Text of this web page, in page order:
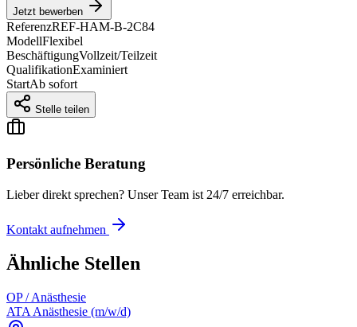
Jetzt bewerben
ReferenzREF-HAM-B-2C84
ModellFlexibel
BeschäftigungVollzeit/Teilzeit
QualifikationExaminiert
StartAb sofort
Stelle teilen
Persönliche Beratung
Lieber direkt sprechen? Unser Team ist 24/7 erreichbar.
Kontakt aufnehmen
Ähnliche Stellen
OP / Anästhesie
ATA Anästhesie (m/w/d)